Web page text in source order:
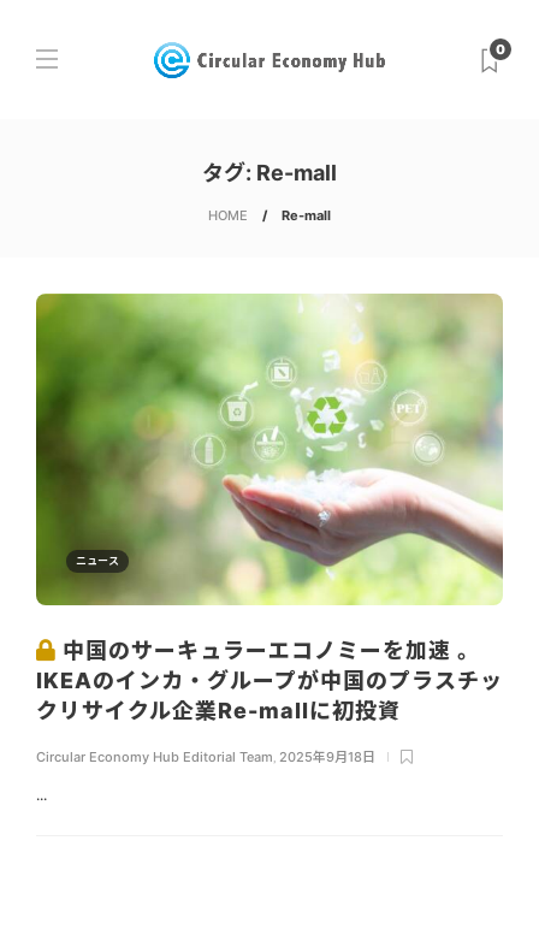
0
タグ: Re-mall
HOME Re-mall
ニュース
中国のサーキュラーエコノミーを加速 。
IKEAのインカ・グループが中国のプラスチッ
クリサイクル企業Re-mallに初投資
Circular Economy Hub Editorial Team, 2025年9月18日
...